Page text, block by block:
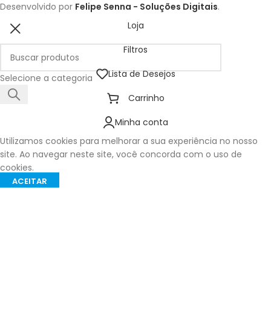
Desenvolvido por Felipe Senna - Soluções Digitais.
Selecione a categoria
Loja
Filtros
Lista de Desejos
Carrinho
Minha conta
Utilizamos cookies para melhorar a sua experiência no nosso
site. Ao navegar neste site, você concorda com o uso de
cookies.
ACEITAR